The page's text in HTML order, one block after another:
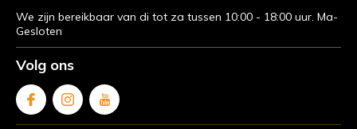
We zijn bereikbaar van di tot za tussen 10:00 - 18:00 uur. Ma-
Gesloten
Volg ons